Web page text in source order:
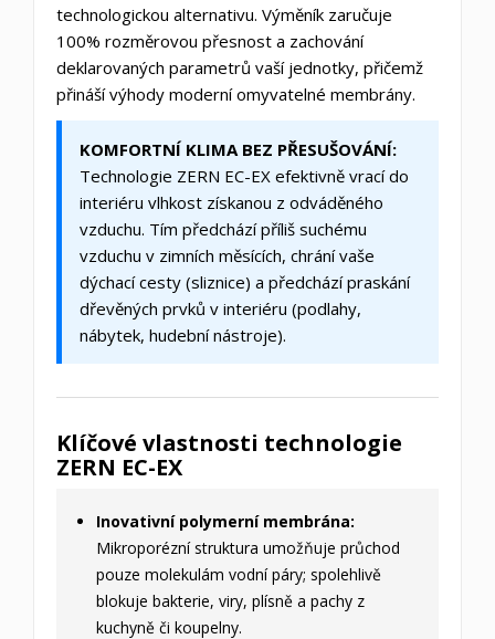
technologickou alternativu. Výměník zaručuje
100% rozměrovou přesnost a zachování
deklarovaných parametrů vaší jednotky, přičemž
přináší výhody moderní omyvatelné membrány.
KOMFORTNÍ KLIMA BEZ PŘESUŠOVÁNÍ:
Technologie ZERN EC-EX efektivně vrací do
interiéru vlhkost získanou z odváděného
vzduchu. Tím předchází příliš suchému
vzduchu v zimních měsících, chrání vaše
dýchací cesty (sliznice) a předchází praskání
dřevěných prvků v interiéru (podlahy,
nábytek, hudební nástroje).
Klíčové vlastnosti technologie
ZERN EC-EX
Inovativní polymerní membrána:
Mikroporézní struktura umožňuje průchod
pouze molekulám vodní páry; spolehlivě
blokuje bakterie, viry, plísně a pachy z
kuchyně či koupelny.